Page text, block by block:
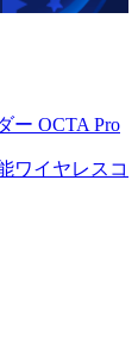
ー OCTA Pro
ワイヤレスコ